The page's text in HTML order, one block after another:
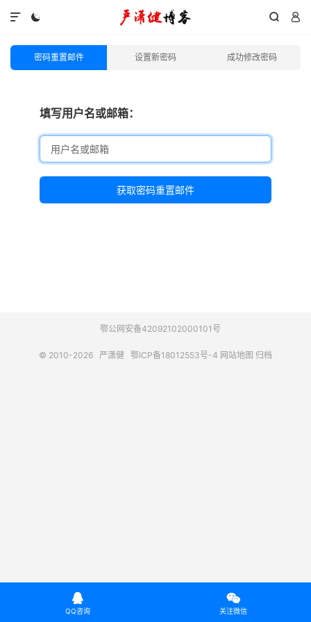

 

密码重置邮件 设置新密码 成功修改密码
填写用户名或邮箱：
鄂公网安备42092102000101号
© 2010-2026 严潇健 鄂ICP备18012553号-4 网站地图 归档

QQ咨询

关注微信